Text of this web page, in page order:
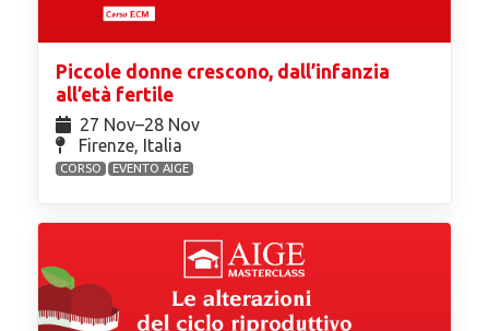
Piccole donne crescono, dall’infanzia
all’età fertile
27 Nov⁠–28 Nov
Firenze, Italia
CORSO EVENTO AIGE